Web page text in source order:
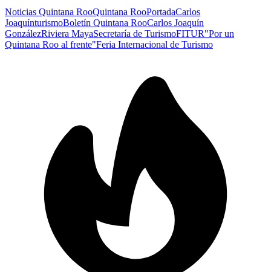
Noticias Quintana RooQuintana RooPortadaCarlos
JoaquínturismoBoletín Quintana RooCarlos Joaquín
GonzálezRiviera MayaSecretaría de TurismoFITUR"Por un
Quintana Roo al frente"Feria Internacional de Turismo